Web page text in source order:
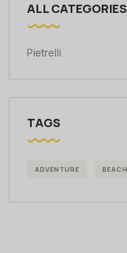
ALL CATEGORIES
Pietrelli
TAGS
ADVENTURE BEACH